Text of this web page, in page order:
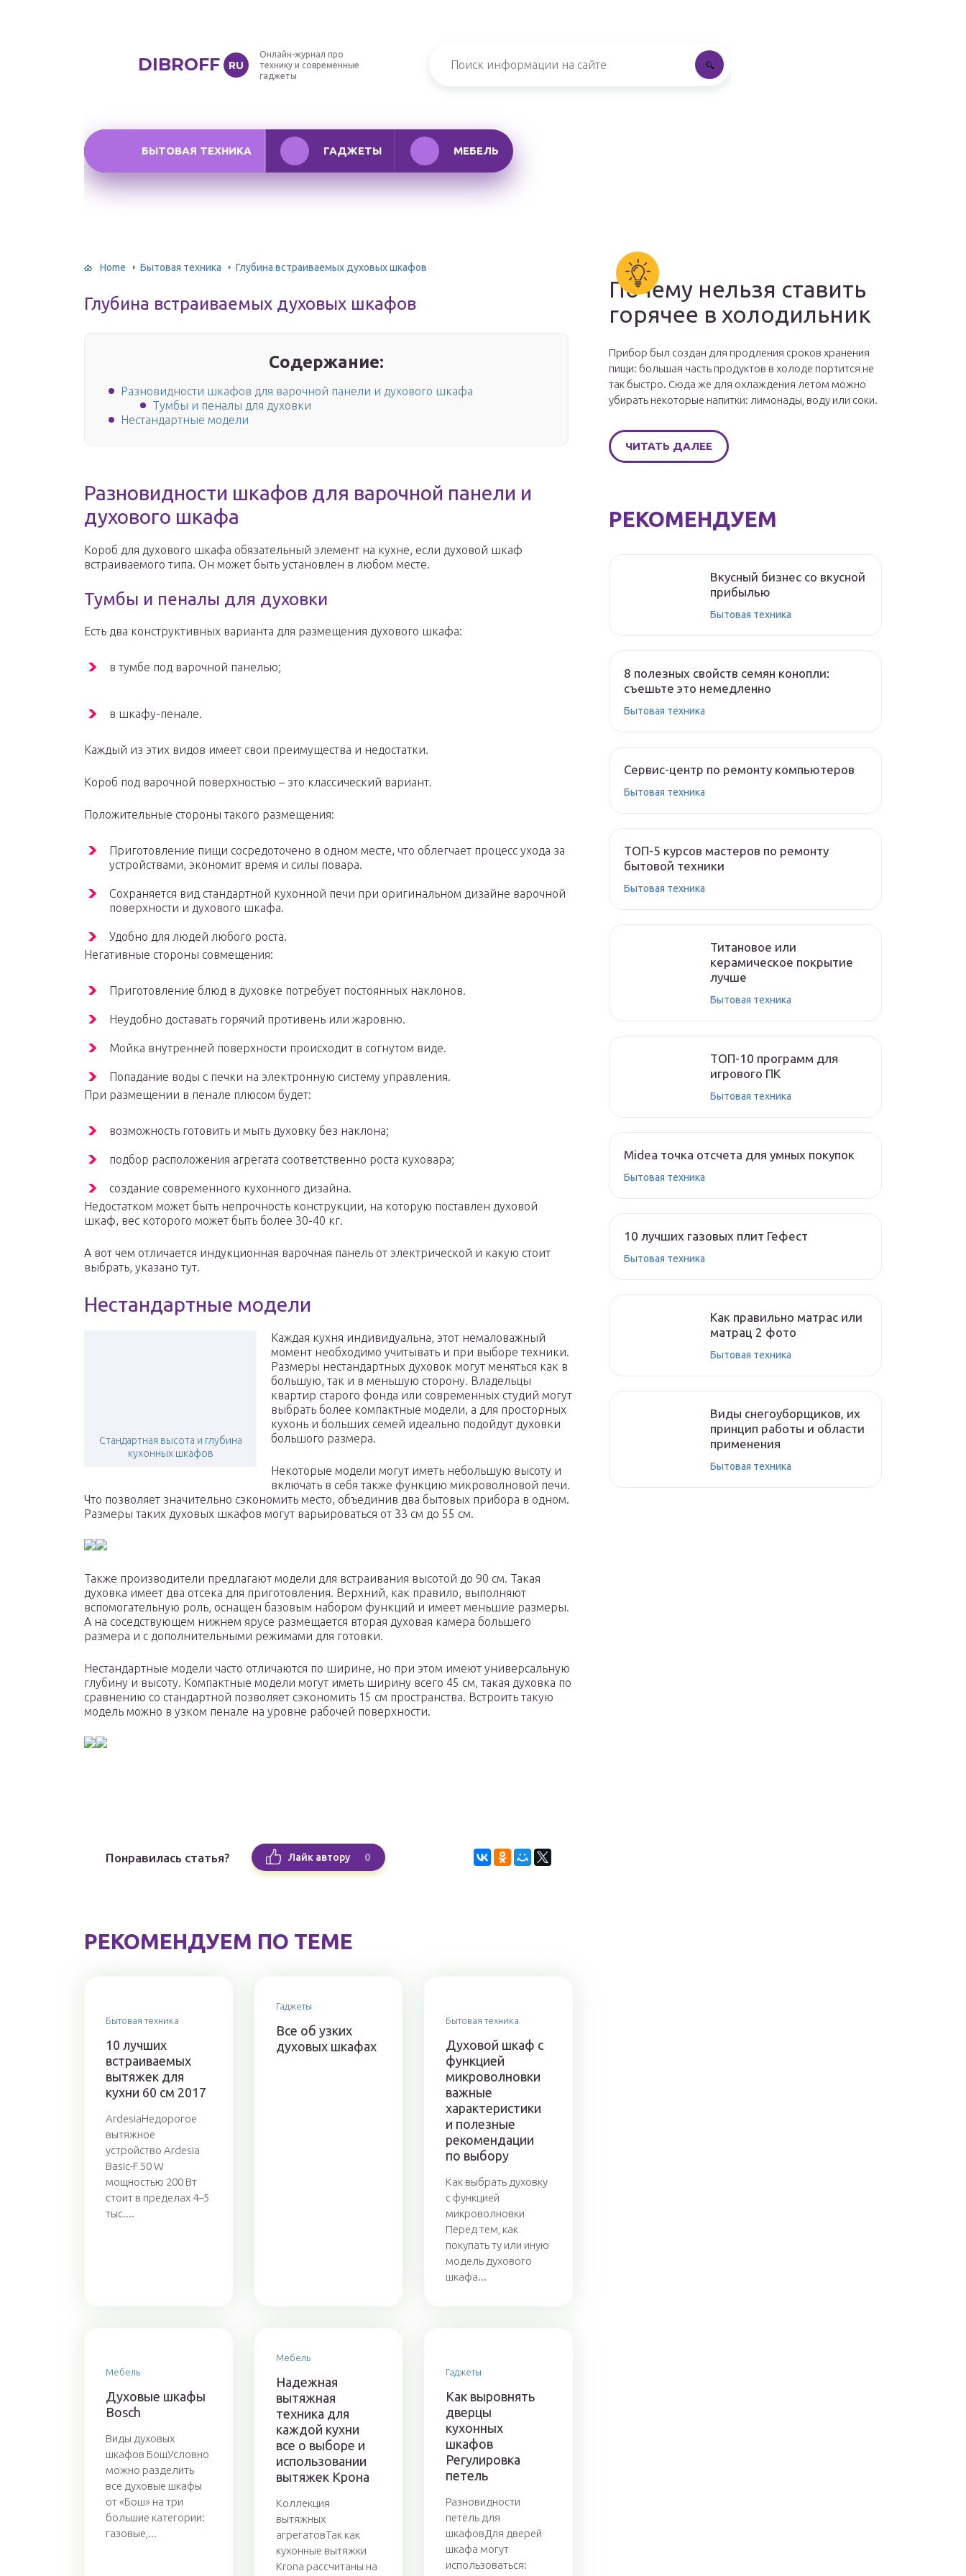
DIBROFF RU
Онлайн-журнал про
технику и современные
гаджеты
БЫТОВАЯ ТЕХНИКА ГАДЖЕТЫ МЕБЕЛЬ
Home Бытовая техника Глубина встраиваемых духовых шкафов
Глубина встраиваемых духовых шкафов
Содержание:
Разновидности шкафов для варочной панели и духового шкафа
Тумбы и пеналы для духовки
Нестандартные модели
Разновидности шкафов для варочной панели и
духового шкафа
Короб для духового шкафа обязательный элемент на кухне, если духовой шкаф
встраиваемого типа. Он может быть установлен в любом месте.
Тумбы и пеналы для духовки
Есть два конструктивных варианта для размещения духового шкафа:
в тумбе под варочной панелью;
в шкафу-пенале.
Каждый из этих видов имеет свои преимущества и недостатки.
Короб под варочной поверхностью – это классический вариант.
Положительные стороны такого размещения:
Приготовление пищи сосредоточено в одном месте, что облегчает процесс ухода за
устройствами, экономит время и силы повара.
Сохраняется вид стандартной кухонной печи при оригинальном дизайне варочной
поверхности и духового шкафа.
Удобно для людей любого роста.
Негативные стороны совмещения:
Приготовление блюд в духовке потребует постоянных наклонов.
Неудобно доставать горячий противень или жаровню.
Мойка внутренней поверхности происходит в согнутом виде.
Попадание воды с печки на электронную систему управления.
При размещении в пенале плюсом будет:
возможность готовить и мыть духовку без наклона;
подбор расположения агрегата соответственно роста куховара;
создание современного кухонного дизайна.
Недостатком может быть непрочность конструкции, на которую поставлен духовой
шкаф, вес которого может быть более 30-40 кг.
А вот чем отличается индукционная варочная панель от электрической и какую стоит
выбрать, указано тут.
Нестандартные модели
Стандартная высота и глубина
кухонных шкафов
Каждая кухня индивидуальна, этот немаловажный
момент необходимо учитывать и при выборе техники.
Размеры нестандартных духовок могут меняться как в
большую, так и в меньшую сторону. Владельцы
квартир старого фонда или современных студий могут
выбрать более компактные модели, а для просторных
кухонь и больших семей идеально подойдут духовки
большого размера.
Некоторые модели могут иметь небольшую высоту и
включать в себя также функцию микроволновой печи.
Что позволяет значительно сэкономить место, объединив два бытовых прибора в одном.
Размеры таких духовых шкафов могут варьироваться от 33 см до 55 см.
Также производители предлагают модели для встраивания высотой до 90 см. Такая
духовка имеет два отсека для приготовления. Верхний, как правило, выполняют
вспомогательную роль, оснащен базовым набором функций и имеет меньшие размеры.
А на соседствующем нижнем ярусе размещается вторая духовая камера большего
размера и с дополнительными режимами для готовки.
Нестандартные модели часто отличаются по ширине, но при этом имеют универсальную
глубину и высоту. Компактные модели могут иметь ширину всего 45 см, такая духовка по
сравнению со стандартной позволяет сэкономить 15 см пространства. Встроить такую
модель можно в узком пенале на уровне рабочей поверхности.
Понравилась статья? Лайк автору 0
РЕКОМЕНДУЕМ ПО ТЕМЕ
Бытовая техника
10 лучших
встраиваемых
вытяжек для
кухни 60 см 2017
ArdesiaНедорогое
вытяжное
устройство Ardesia
Basic-F 50 W
мощностью 200 Вт
стоит в пределах 4–5
тыс....
Гаджеты
Все об узких
духовых шкафах
Бытовая техника
Духовой шкаф с
функцией
микроволновки
важные
характеристики
и полезные
рекомендации
по выбору
Как выбрать духовку
с функцией
микроволновки
Перед тем, как
покупать ту или иную
модель духового
шкафа...
Мебель
Духовые шкафы
Bosch
Виды духовых
шкафов БошУсловно
можно разделить
все духовые шкафы
от «Бош» на три
большие категории:
газовые,...
Мебель
Надежная
вытяжная
техника для
каждой кухни
все о выборе и
использовании
вытяжек Крона
Коллекция
вытяжных
агрегатовТак как
кухонные вытяжки
Krona рассчитаны на
Гаджеты
Как выровнять
дверцы
кухонных
шкафов
Регулировка
петель
Разновидности
петель для
шкафовДля дверей
шкафа могут
использоваться:
Почему нельзя ставить
горячее в холодильник
Прибор был создан для продления сроков хранения
пищи: большая часть продуктов в холоде портится не
так быстро. Сюда же для охлаждения летом можно
убирать некоторые напитки: лимонады, воду или соки.
ЧИТАТЬ ДАЛЕЕ
РЕКОМЕНДУЕМ
Вкусный бизнес со вкусной
прибылью
Бытовая техника
8 полезных свойств семян конопли:
съешьте это немедленно
Бытовая техника
Сервис-центр по ремонту компьютеров
Бытовая техника
ТОП-5 курсов мастеров по ремонту
бытовой техники
Бытовая техника
Титановое или
керамическое покрытие
лучше
Бытовая техника
ТОП-10 программ для
игрового ПК
Бытовая техника
Midea точка отсчета для умных покупок
Бытовая техника
10 лучших газовых плит Гефест
Бытовая техника
Как правильно матрас или
матрац 2 фото
Бытовая техника
Виды снегоуборщиков, их
принцип работы и области
применения
Бытовая техника